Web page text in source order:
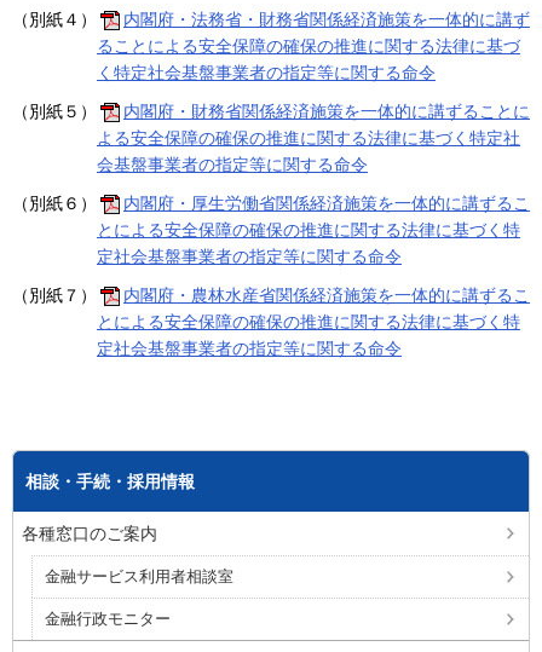
（別紙４）
内閣府・法務省・財務省関係経済施策を一体的に講ず
ることによる安全保障の確保の推進に関する法律に基づ
く特定社会基盤事業者の指定等に関する命令
（別紙５）
内閣府・財務省関係経済施策を一体的に講ずることに
よる安全保障の確保の推進に関する法律に基づく特定社
会基盤事業者の指定等に関する命令
（別紙６）
内閣府・厚生労働省関係経済施策を一体的に講ずるこ
とによる安全保障の確保の推進に関する法律に基づく特
定社会基盤事業者の指定等に関する命令
（別紙７）
内閣府・農林水産省関係経済施策を一体的に講ずるこ
とによる安全保障の確保の推進に関する法律に基づく特
定社会基盤事業者の指定等に関する命令
相談・手続・採用情報
各種窓口のご案内
金融サービス利用者相談室
金融行政モニター